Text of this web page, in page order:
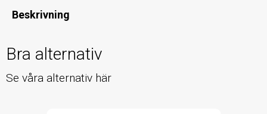
Beskrivning
Bra alternativ
Se våra alternativ här